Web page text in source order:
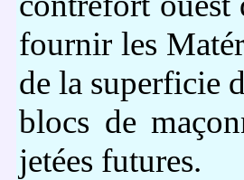
fournir les
de la superficie
blocs de
jetées futures.